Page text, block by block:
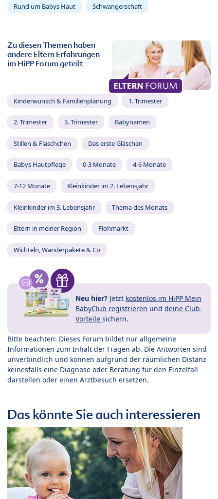
Rund um Babys Haut Schwangerschaft
Zu diesen Themen haben
andere Eltern Erfahrungen
im HiPP Forum geteilt
Kinderwunsch & Familienplanung 1. Trimester
2. Trimester 3. Trimester Babynamen
Stillen & Fläschchen Das erste Gläschen
Babys Hautpflege 0-3 Monate 4-6 Monate
7-12 Monate Kleinkinder im 2. Lebensjahr
Kleinkinder im 3. Lebensjahr Thema des Monats
Eltern in meiner Region Flohmarkt
Wichteln, Wanderpakete & Co
Neu hier? Jetzt kostenlos im HiPP Mein
BabyClub registrieren und deine Club-
Vorteile sichern.
Bitte beachten: Dieses Forum bildet nur allgemeine
Informationen zum Inhalt der Fragen ab. Die Antworten sind
unverbindlich und können aufgrund der räumlichen Distanz
keinesfalls eine Diagnose oder Beratung für den Einzelfall
darstellen oder einen Arztbesuch ersetzen.
Das könnte Sie auch interessieren